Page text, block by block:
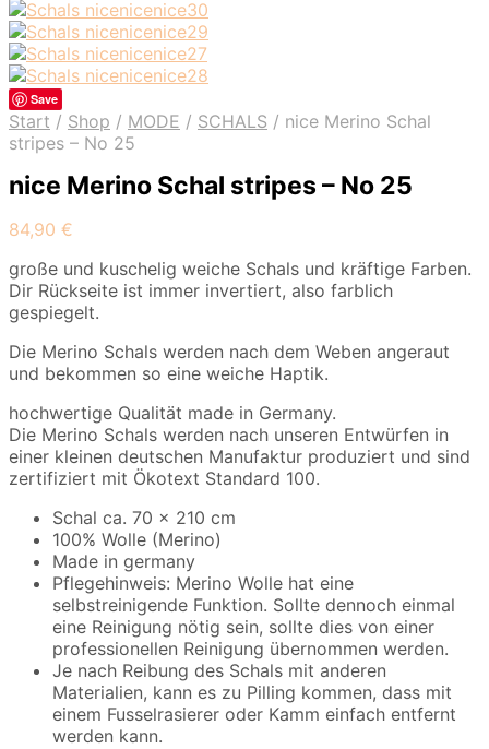
Save
Start / Shop / MODE / SCHALS / nice Merino Schal
stripes – No 25
nice Merino Schal stripes – No 25
84,90 €
große und kuschelig weiche Schals und kräftige Farben.
Dir Rückseite ist immer invertiert, also farblich
gespiegelt.
Die Merino Schals werden nach dem Weben angeraut
und bekommen so eine weiche Haptik.
hochwertige Qualität made in Germany.
Die Merino Schals werden nach unseren Entwürfen in
einer kleinen deutschen Manufaktur produziert und sind
zertifiziert mit Ökotext Standard 100.
Schal ca. 70 x 210 cm
100% Wolle (Merino)
Made in germany
Pflegehinweis: Merino Wolle hat eine
selbstreinigende Funktion. Sollte dennoch einmal
eine Reinigung nötig sein, sollte dies von einer
professionellen Reinigung übernommen werden.
Je nach Reibung des Schals mit anderen
Materialien, kann es zu Pilling kommen, dass mit
einem Fusselrasierer oder Kamm einfach entfernt
werden kann.